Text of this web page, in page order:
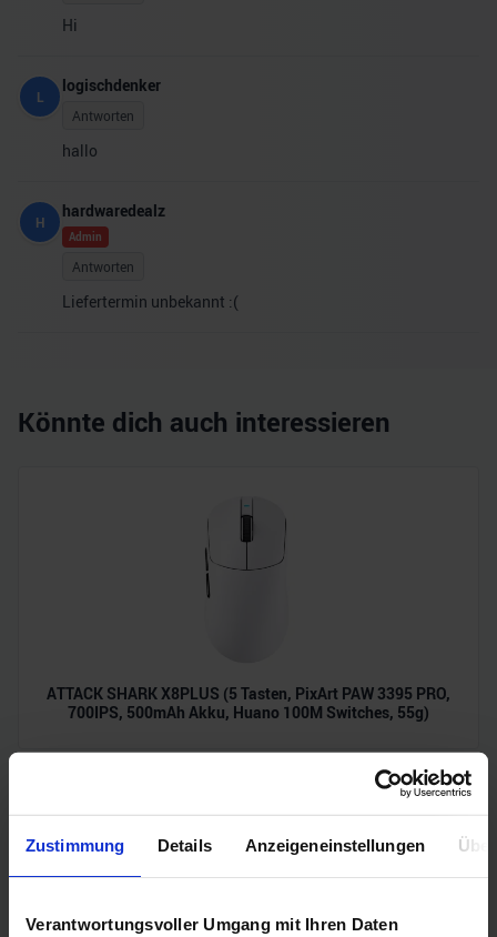
Zustimmung Details Anzeigeneinstellungen
Verantwortungsvoller Umgang mit Ihren Daten
Hi
L
logischdenker
Antworten
hallo
H
hardwaredealz
Admin
Antworten
Liefertermin unbekannt :(
Könnte dich auch interessieren
ATTACK SHARK X8PLUS (5 Tasten, PixArt PAW 3395 PRO,
700IPS, 500mAh Akku, Huano 100M Switches, 55g)